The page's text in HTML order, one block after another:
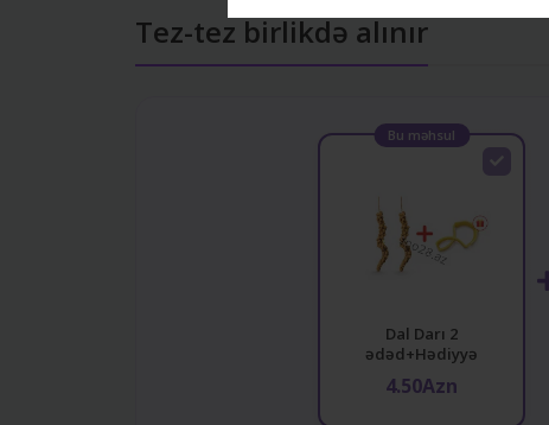
Tez-tez birlikdə alınır
Bu məhsul
Dal Darı 2
ədəd+Hədiyyə
4.50Azn